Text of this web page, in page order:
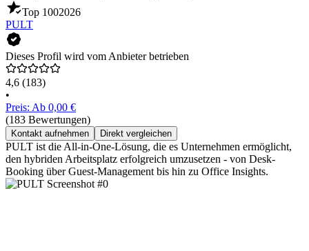
Top 1002026
PULT
Dieses Profil wird vom Anbieter betrieben
4,6 (183)
•
Preis: Ab 0,00 €
(183 Bewertungen)
Kontakt aufnehmen Direkt vergleichen
PULT ist die All-in-One-Lösung, die es Unternehmen ermöglicht,
den hybriden Arbeitsplatz erfolgreich umzusetzen - von Desk-
Booking über Guest-Management bis hin zu Office Insights.